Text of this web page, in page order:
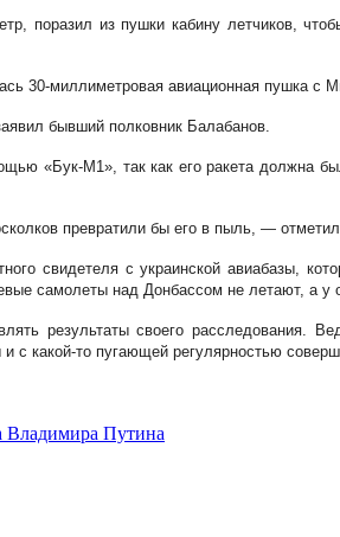
поразил из пушки кабину летчиков,
30-миллиметровая авиационная пушка с
бывший полковник Балабанов.
«Бук-М1», так как его ракета должна
превратили бы его в пыль, — отметил
свидетеля с украинской авиабазы,
самолеты над Донбассом не летают, а у
результаты своего расследования.
с какой-то пугающей регулярностью
Владимира Путина